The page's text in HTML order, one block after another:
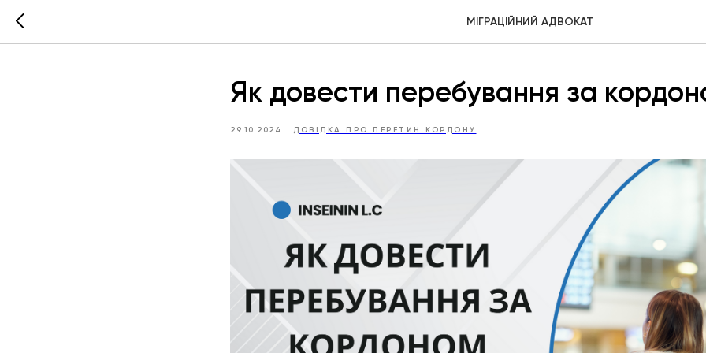
МІГРАЦІЙНИЙ АДВОКАТ
Як довести перебування за
29.10.2024 ДОВІДКА ПРО ПЕРЕТИН КОРДОНУ